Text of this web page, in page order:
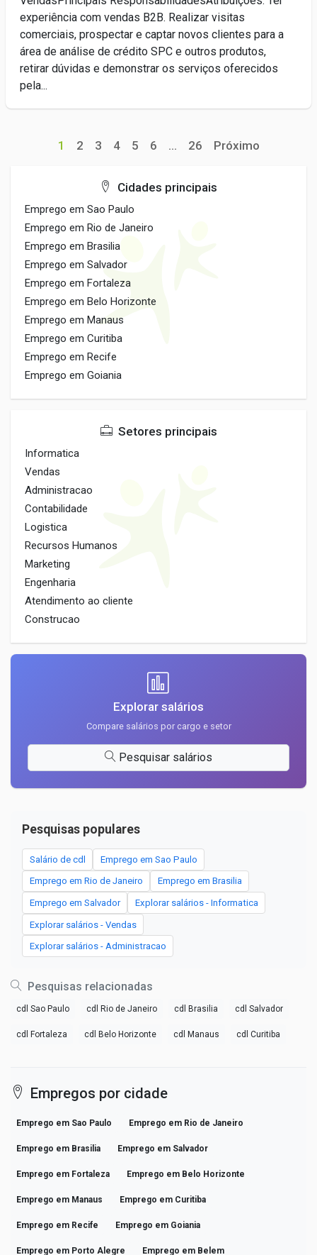
experiência com vendas B2B. Realizar visitas
comerciais, prospectar e captar novos clientes para a
área de análise de crédito SPC e outros produtos,
retirar dúvidas e demonstrar os serviços oferecidos
pela...
1 2 3 4 5 6 ... 26 Próximo
Cidades principais
Emprego em Sao Paulo
Emprego em Rio de Janeiro
Emprego em Brasilia
Emprego em Salvador
Emprego em Fortaleza
Emprego em Belo Horizonte
Emprego em Manaus
Emprego em Curitiba
Emprego em Recife
Emprego em Goiania
Setores principais
Informatica
Vendas
Administracao
Contabilidade
Logistica
Recursos Humanos
Marketing
Engenharia
Atendimento ao cliente
Construcao
Explorar salários
Compare salários por cargo e setor
Pesquisar salários
Pesquisas populares
Salário de cdl Emprego em Sao Paulo
Emprego em Rio de Janeiro Emprego em Brasilia
Emprego em Salvador Explorar salários - Informatica
Explorar salários - Vendas
Explorar salários - Administracao
Pesquisas relacionadas
cdl Sao Paulo cdl Rio de Janeiro cdl Brasilia cdl Salvador
cdl Fortaleza cdl Belo Horizonte cdl Manaus cdl Curitiba
Empregos por cidade
Emprego em Sao Paulo Emprego em Rio de Janeiro
Emprego em Brasilia Emprego em Salvador
Emprego em Fortaleza Emprego em Belo Horizonte
Emprego em Manaus Emprego em Curitiba
Emprego em Recife Emprego em Goiania
Emprego em Porto Alegre Emprego em Belem